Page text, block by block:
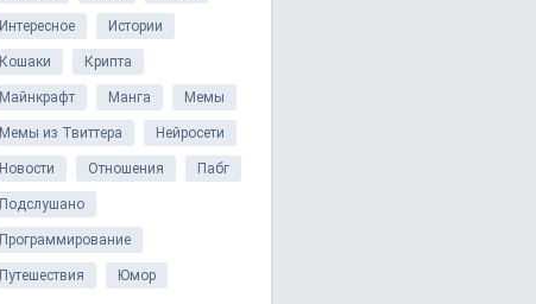
Интересное Истории
Кошаки Крипта
Майнкрафт Манга Мемы
Мемы из Твиттера Нейросети
Новости Отношения Пабг
Подслушано
Программирование
Путешествия Юмор